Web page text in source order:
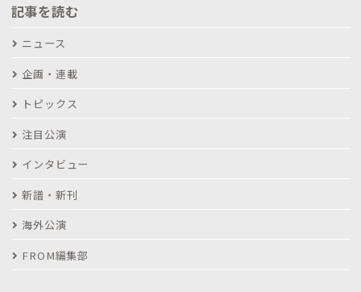
記事を読む
ニュース
企画・連載
トピックス
注目公演
インタビュー
新譜・新刊
海外公演
FROM編集部